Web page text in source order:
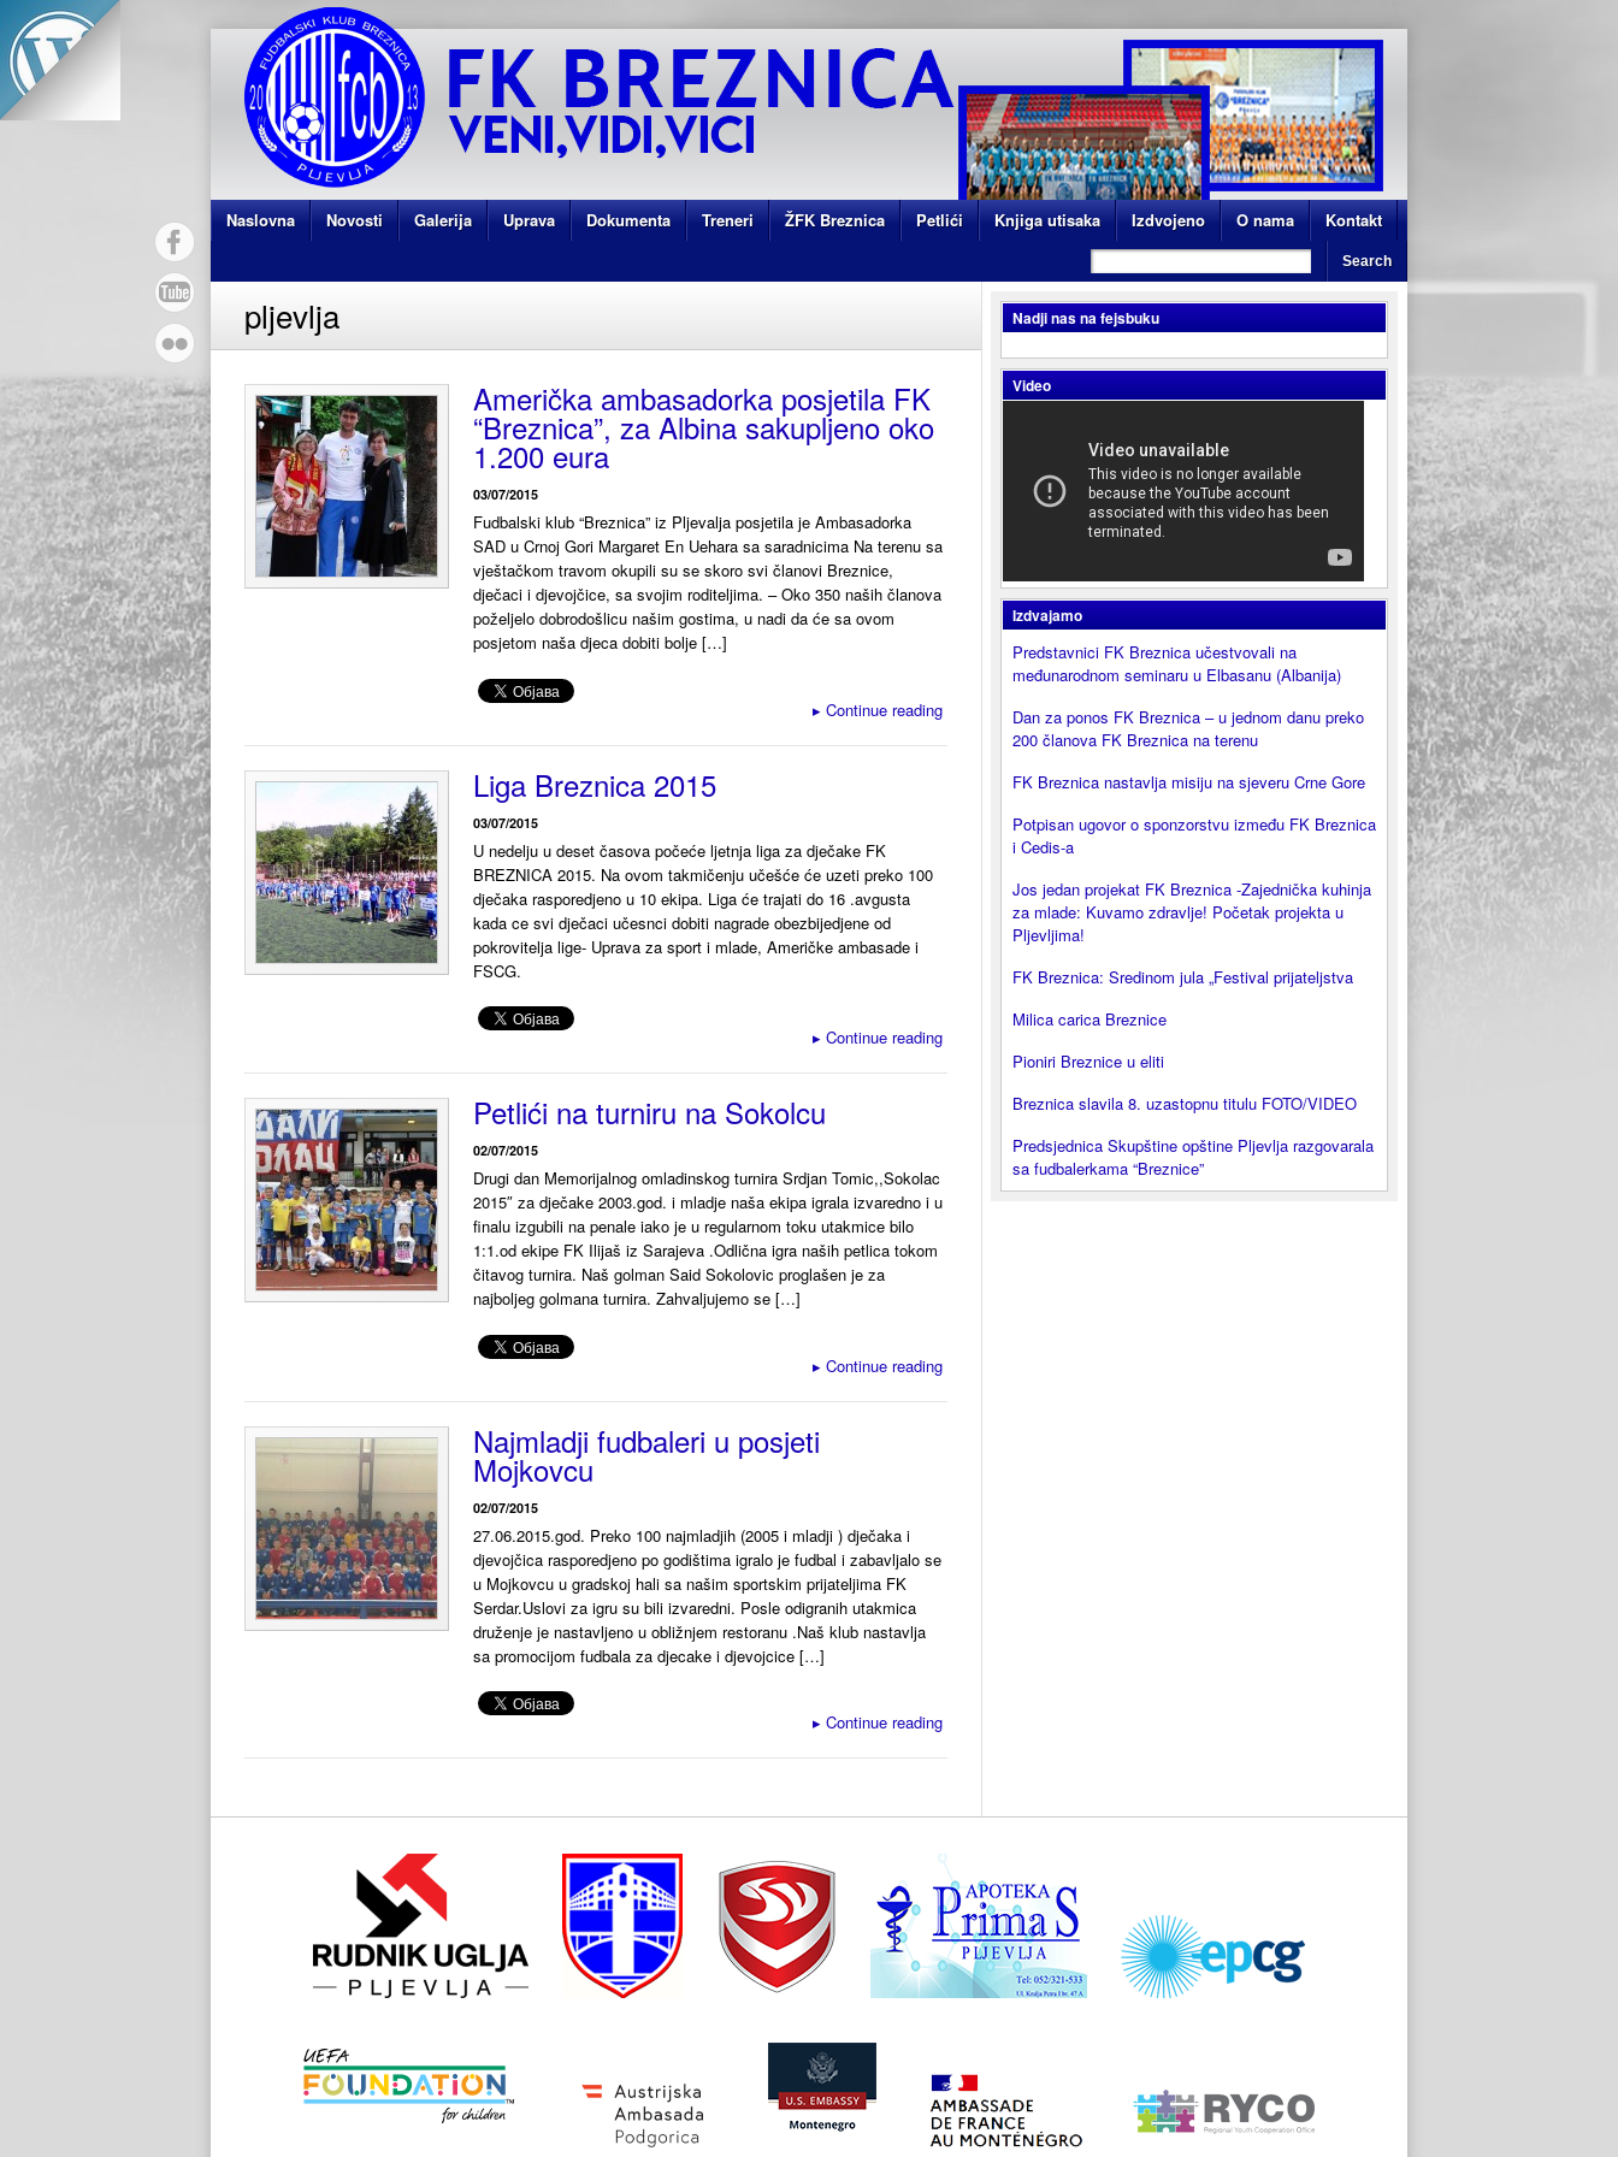
Naslovna Novosti Galerija Uprava Dokumenta Treneri ŽFK Breznica Petlići Knjiga utisaka Izdvojeno O nama Kontakt
pljevlja
Američka ambasadorka posjetila FK
“Breznica”, za Albina sakupljeno oko
1.200 eura
03/07/2015
Fudbalski klub “Breznica” iz Pljevalja posjetila je Ambasadorka
SAD u Crnoj Gori Margaret En Uehara sa saradnicima Na terenu sa
vještačkom travom okupili su se skoro svi članovi Breznice,
dječaci i djevojčice, sa svojim roditeljima. – Oko 350 naših članova
poželjelo dobrodošlicu našim gostima, u nadi da će sa ovom
posjetom naša djeca dobiti bolje […]
▸ Continue reading
Liga Breznica 2015
03/07/2015
U nedelju u deset časova počeće ljetnja liga za dječake FK
BREZNICA 2015. Na ovom takmičenju učešće će uzeti preko 100
dječaka rasporedjeno u 10 ekipa. Liga će trajati do 16 .avgusta
kada ce svi dječaci učesnci dobiti nagrade obezbijedjene od
pokrovitelja lige- Uprava za sport i mlade, Američke ambasade i
FSCG.
▸ Continue reading
Petlići na turniru na Sokolcu
02/07/2015
Drugi dan Memorijalnog omladinskog turnira Srdjan Tomic,,Sokolac
2015″ za dječake 2003.god. i mladje naša ekipa igrala izvaredno i u
finalu izgubili na penale iako je u regularnom toku utakmice bilo
1:1.od ekipe FK Ilijaš iz Sarajeva .Odlična igra naših petlica tokom
čitavog turnira. Naš golman Said Sokolovic proglašen je za
najboljeg golmana turnira. Zahvaljujemo se […]
▸ Continue reading
Najmladji fudbaleri u posjeti
Mojkovcu
02/07/2015
27.06.2015.god. Preko 100 najmladjih (2005 i mladji ) dječaka i
djevojčica rasporedjeno po godištima igralo je fudbal i zabavljalo se
u Mojkovcu u gradskoj hali sa našim sportskim prijateljima FK
Serdar.Uslovi za igru su bili izvaredni. Posle odigranih utakmica
druženje je nastavljeno u obližnjem restoranu .Naš klub nastavlja
sa promocijom fudbala za djecake i djevojcice […]
▸ Continue reading
Nadji nas na fejsbuku
Video
Izdvajamo
Predstavnici FK Breznica učestvovali na
međunarodnom seminaru u Elbasanu (Albanija)
Dan za ponos FK Breznica – u jednom danu preko
200 članova FK Breznica na terenu
FK Breznica nastavlja misiju na sjeveru Crne Gore
Potpisan ugovor o sponzorstvu između FK Breznica
i Cedis-a
Jos jedan projekat FK Breznica -Zajednička kuhinja
za mlade: Kuvamo zdravlje! Početak projekta u
Pljevljima!
FK Breznica: Sredinom jula „Festival prijateljstva
Milica carica Breznice
Pioniri Breznice u eliti
Breznica slavila 8. uzastopnu titulu FOTO/VIDEO
Predsjednica Skupštine opštine Pljevlja razgovarala
sa fudbalerkama “Breznice”